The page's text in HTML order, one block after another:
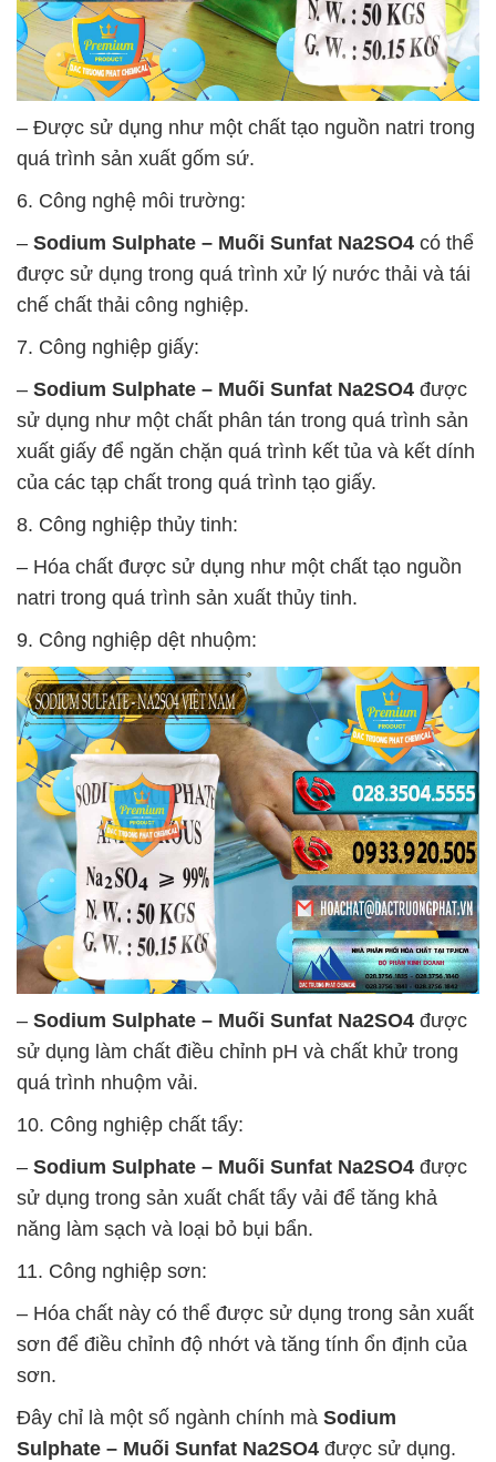
– Được sử dụng như một chất tạo nguồn natri trong
quá trình sản xuất gốm sứ.
6. Công nghệ môi trường:
– Sodium Sulphate – Muối Sunfat Na2SO4 có thể
được sử dụng trong quá trình xử lý nước thải và tái
chế chất thải công nghiệp.
7. Công nghiệp giấy:
– Sodium Sulphate – Muối Sunfat Na2SO4 được
sử dụng như một chất phân tán trong quá trình sản
xuất giấy để ngăn chặn quá trình kết tủa và kết dính
của các tạp chất trong quá trình tạo giấy.
8. Công nghiệp thủy tinh:
– Hóa chất được sử dụng như một chất tạo nguồn
natri trong quá trình sản xuất thủy tinh.
9. Công nghiệp dệt nhuộm:
– Sodium Sulphate – Muối Sunfat Na2SO4 được
sử dụng làm chất điều chỉnh pH và chất khử trong
quá trình nhuộm vải.
10. Công nghiệp chất tẩy:
– Sodium Sulphate – Muối Sunfat Na2SO4 được
sử dụng trong sản xuất chất tẩy vải để tăng khả
năng làm sạch và loại bỏ bụi bẩn.
11. Công nghiệp sơn:
– Hóa chất này có thể được sử dụng trong sản xuất
sơn để điều chỉnh độ nhớt và tăng tính ổn định của
sơn.
Đây chỉ là một số ngành chính mà Sodium
Sulphate – Muối Sunfat Na2SO4 được sử dụng.